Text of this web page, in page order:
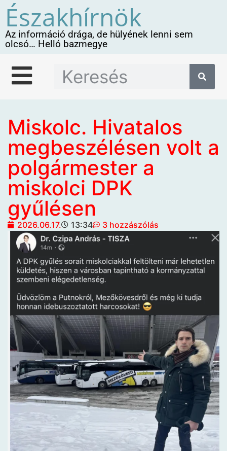
Északhírnök
Az információ drága, de hülyének lenni sem
olcsó… Helló bazmegye
Miskolc. Hivatalos
megbeszélésen volt a
polgármester a
miskolci DPK
gyűlésen
2026.06.17. 13:34 3 hozzászólás